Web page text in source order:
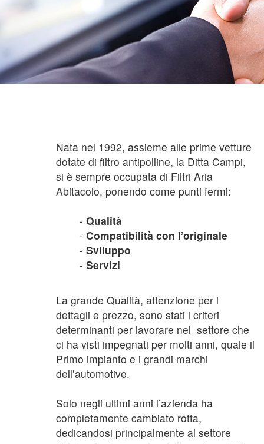
Nata nel 1992, assieme alle prime vetture
dotate di filtro antipolline, la Ditta Campi,
si è sempre occupata di Filtri Aria
Abitacolo, ponendo come punti fermi:
- Qualità
- Compatibilità con l’originale
- Sviluppo
- Servizi
La grande Qualità, attenzione per i
dettagli e prezzo, sono stati i criteri
determinanti per lavorare nel settore che
ci ha visti impegnati per molti anni, quale il
Primo impianto e i grandi marchi
dell’automotive.
Solo negli ultimi anni l’azienda ha
completamente cambiato rotta,
dedicandosi principalmente al settore